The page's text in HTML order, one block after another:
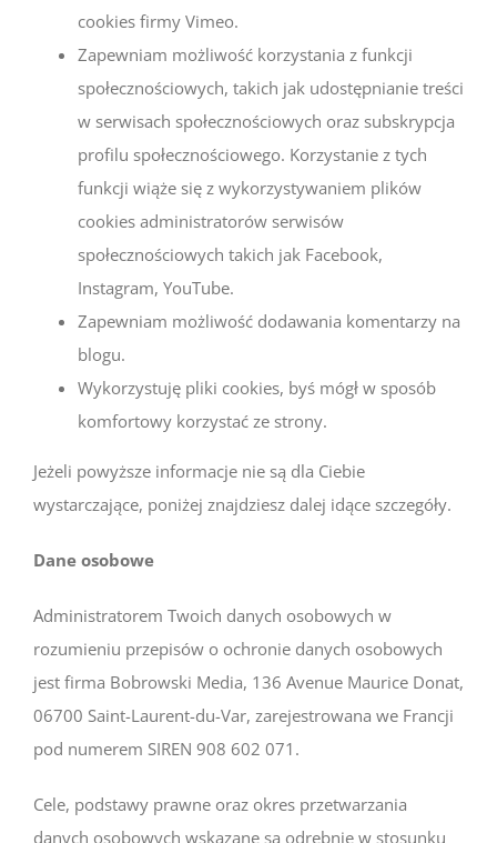
cookies firmy Vimeo.
Zapewniam możliwość korzystania z funkcji
społecznościowych, takich jak udostępnianie treści
w serwisach społecznościowych oraz subskrypcja
profilu społecznościowego. Korzystanie z tych
funkcji wiąże się z wykorzystywaniem plików
cookies administratorów serwisów
społecznościowych takich jak Facebook,
Instagram, YouTube.
Zapewniam możliwość dodawania komentarzy na
blogu.
Wykorzystuję pliki cookies, byś mógł w sposób
komfortowy korzystać ze strony.
Jeżeli powyższe informacje nie są dla Ciebie
wystarczające, poniżej znajdziesz dalej idące szczegóły.
Dane osobowe
Administratorem Twoich danych osobowych w
rozumieniu przepisów o ochronie danych osobowych
jest firma Bobrowski Media, 136 Avenue Maurice Donat,
06700 Saint-Laurent-du-Var, zarejestrowana we Francji
pod numerem SIREN 908 602 071.
Cele, podstawy prawne oraz okres przetwarzania
danych osobowych wskazane są odrębnie w stosunku